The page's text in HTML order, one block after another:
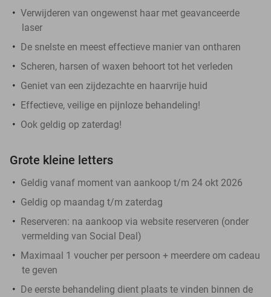
Verwijderen van ongewenst haar met geavanceerde
laser
De snelste en meest effectieve manier van ontharen
Scheren, harsen of waxen behoort tot het verleden
Geniet van een zijdezachte en haarvrije huid
Effectieve, veilige en pijnloze behandeling!
Ook geldig op zaterdag!
Grote kleine letters
Geldig vanaf moment van aankoop t/m 24 okt 2026
Geldig op maandag t/m zaterdag
Reserveren: na aankoop via website reserveren (onder
vermelding van Social Deal)
Maximaal 1 voucher per persoon + meerdere om cadeau
te geven
De eerste behandeling dient plaats te vinden binnen de